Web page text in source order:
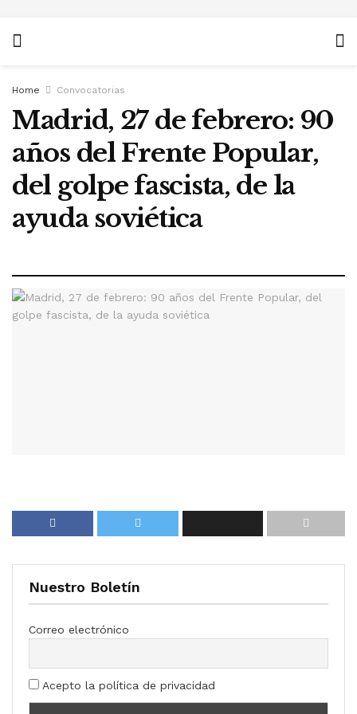
Home Convocatorias
Madrid, 27 de febrero: 90
años del Frente Popular,
del golpe fascista, de la
ayuda soviética
Nuestro Boletín
Correo electrónico
Acepto la política de privacidad